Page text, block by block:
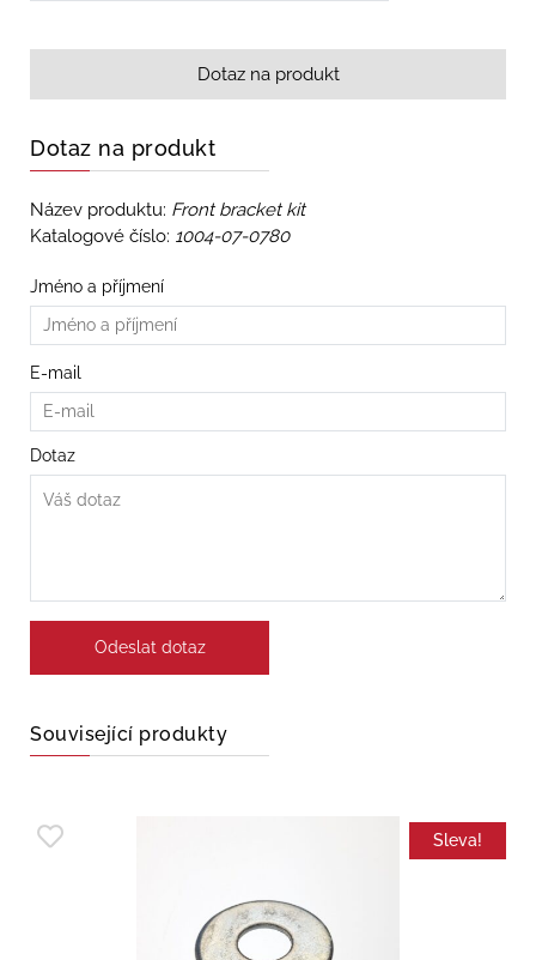
Dotaz na produkt
Dotaz na produkt
Název produktu: Front bracket kit
Katalogové číslo: 1004-07-0780
Jméno a příjmení
E-mail
Dotaz
Související produkty
Sleva!